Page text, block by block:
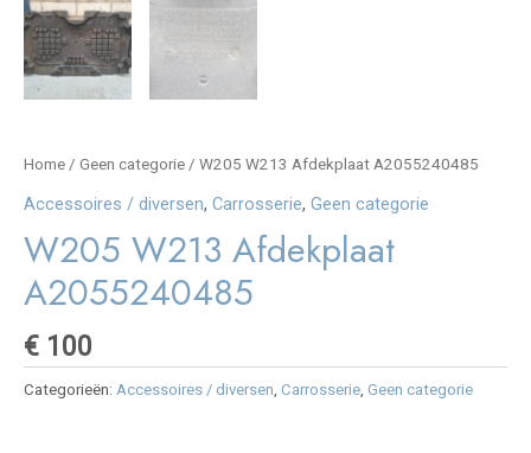
Home / Geen categorie / W205 W213 Afdekplaat A2055240485
Accessoires / diversen, Carrosserie, Geen categorie
W205 W213 Afdekplaat
A2055240485
€ 100
Categorieën: Accessoires / diversen Carrosserie Geen categorie